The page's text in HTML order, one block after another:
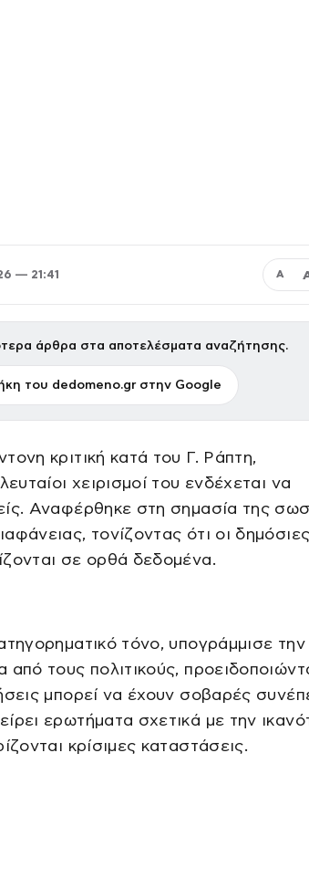
— 21:41 Α
άρθρα στα αποτελέσματα αναζήτησης.
του dedomeno.gr στην Google
κριτική κατά του Γ. Ράπτη,
χειρισμοί του ενδέχεται να
Αναφέρθηκε στη σημασία της
τονίζοντας ότι οι δημόσιες
σε ορθά δεδομένα.
τόνο, υπογράμμισε την
από τους πολιτικούς,
μπορεί να έχουν σοβαρές
ερωτήματα σχετικά με την
κρίσιμες καταστάσεις.